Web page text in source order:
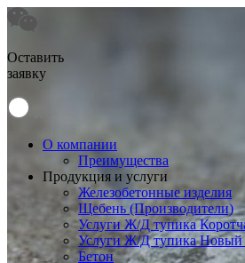
Оставить
заявку
О компании
Преимущества
Продукция и услуги
Железобетонные изделия
Щебень (Производители)
Услуги Ж/Д тупика
Услуги Ж/Д тупика Новый
Бетон